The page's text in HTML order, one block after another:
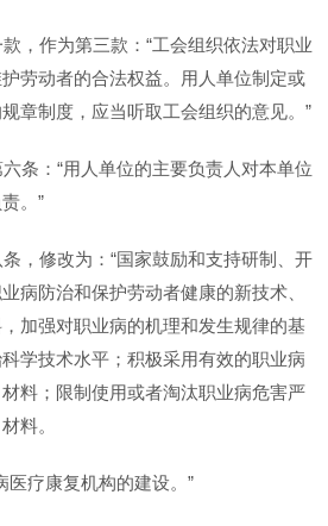
，作为第三款：“工会组织依法对职业
劳动者的合法权益。用人单位制定或
章制度，应当听取工会组织的意见。”
条：“用人单位的主要负责人对本单位
。”
，修改为：“国家鼓励和支持研制、开
病防治和保护劳动者健康的新技术、
加强对职业病的机理和发生规律的基
学技术水平；积极采用有效的职业病
料；限制使用或者淘汰职业病危害严
料。
疗康复机构的建设。”